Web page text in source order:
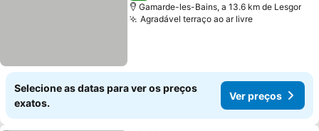
Gamarde-les-Bains, a 13.6 km de Lesgor
Agradável terraço ao ar livreVer preços
Selecione as datas para ver os preços
exatos.
Ver preços